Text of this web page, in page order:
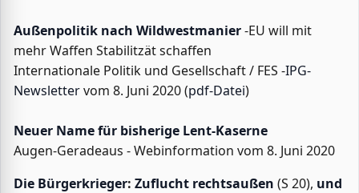
Außenpolitik nach Wildwestmanier-EU will mit
mehr Waffen Stabilitzät schaffen
Internationale Politik und Gesellschaft / FES -IPG-
Newslettervom 8. Juni 2020 (pdf-Datei)
Neuer Name für bisherige Lent-Kaserne
Augen-Geradeaus - Webinformation vom 8. Juni 2020
Die Bürgerkrieger: Zuflucht rechtsaußen (S 20), und